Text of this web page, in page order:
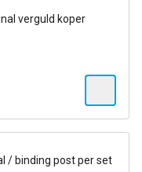
verguld koper
/ binding post per set